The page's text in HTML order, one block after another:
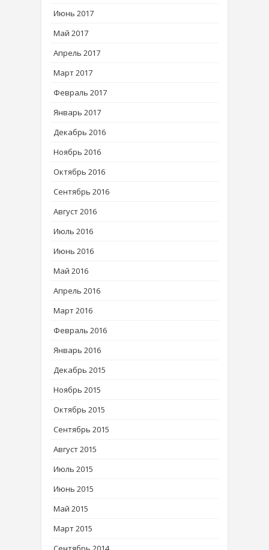
Июнь 2017
Май 2017
Апрель 2017
Март 2017
Февраль 2017
Январь 2017
Декабрь 2016
Ноябрь 2016
Октябрь 2016
Сентябрь 2016
Август 2016
Июль 2016
Июнь 2016
Май 2016
Апрель 2016
Март 2016
Февраль 2016
Январь 2016
Декабрь 2015
Ноябрь 2015
Октябрь 2015
Сентябрь 2015
Август 2015
Июль 2015
Июнь 2015
Май 2015
Март 2015